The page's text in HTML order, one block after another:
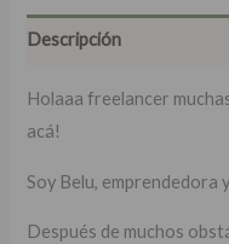
Descripción
Holaaa freelancer
acá!
Soy Belu, emprendedora
Después de muchos